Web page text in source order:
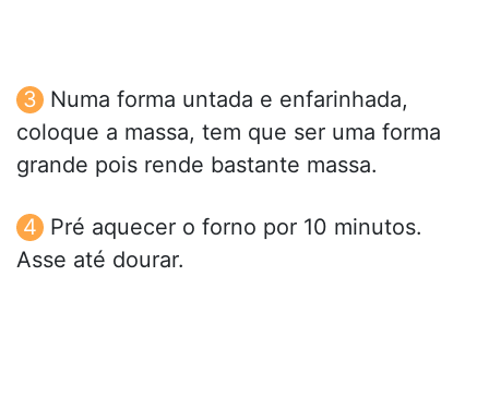
Numa forma untada e enfarinhada,
coloque a massa, tem que ser uma forma
grande pois rende bastante massa.
Pré aquecer o forno por 10 minutos.
Asse até dourar.